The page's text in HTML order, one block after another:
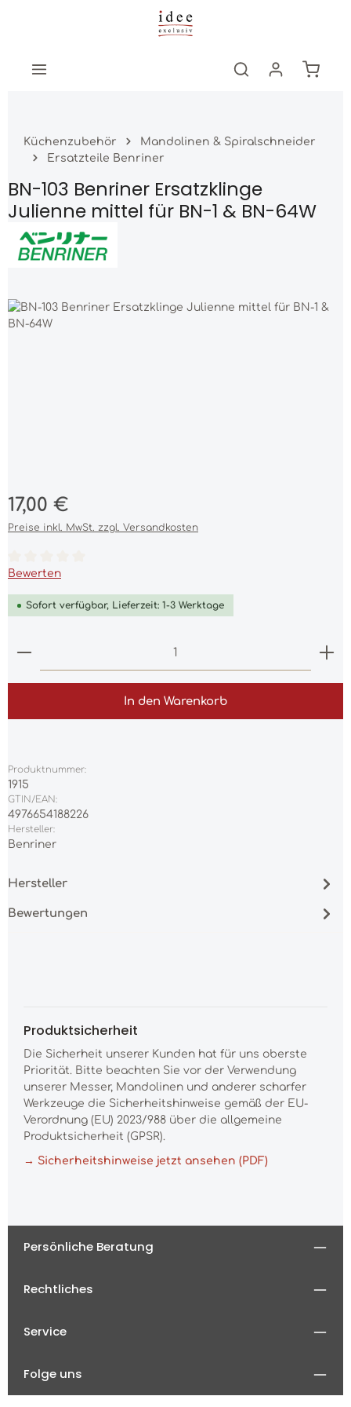
Zum Hauptinhalt springen
Küchenzubehör
Mandolinen & Spiralschneider
Ersatzteile Benriner
BN-103 Benriner Ersatzklinge
Julienne mittel für BN-1 & BN-64W
Bildergalerie überspringen
Regulärer Preis:
17,00 €
Preise inkl. MwSt. zzgl. Versandkosten
Durchschnittliche Bewertung von 0 von 5 Sternen
Bewerten
Sofort verfügbar, Lieferzeit: 1-3 Werktage
Produkt Anzahl: Gib den gewünschten Wert
In den Warenkorb
Produktnummer:
1915
GTIN/EAN:
4976654188226
Hersteller:
Benriner
Hersteller
Bewertungen
Produktsicherheit
Die Sicherheit unserer Kunden hat für uns oberste
Priorität. Bitte beachten Sie vor der Verwendung
unserer Messer, Mandolinen und anderer scharfer
Werkzeuge die Sicherheitshinweise gemäß der EU-
Verordnung (EU) 2023/988 über die allgemeine
Produktsicherheit (GPSR).
→ Sicherheitshinweise jetzt ansehen (PDF)
Persönliche Beratung
Rechtliches
Service
Folge uns